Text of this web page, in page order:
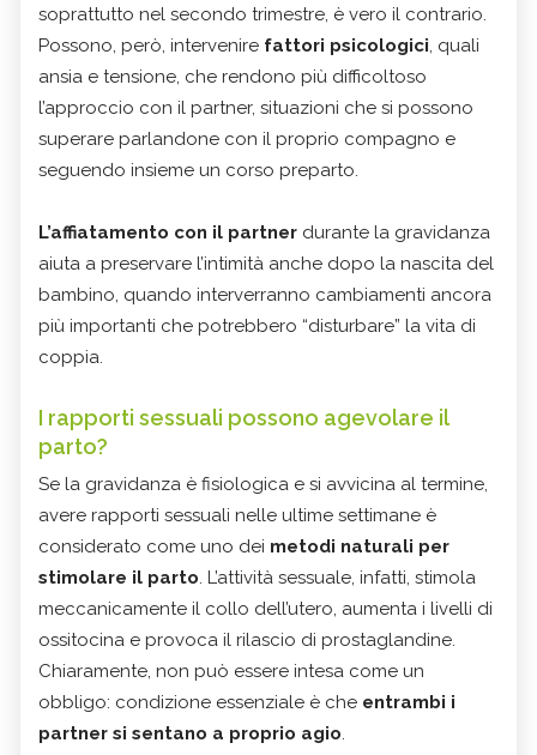
soprattutto nel secondo trimestre, è vero il contrario.
Possono, però, intervenire fattori psicologici, quali
ansia e tensione, che rendono più difficoltoso
l’approccio con il partner, situazioni che si possono
superare parlandone con il proprio compagno e
seguendo insieme un corso preparto.
L’affiatamento con il partner durante la gravidanza
aiuta a preservare l’intimità anche dopo la nascita del
bambino, quando interverranno cambiamenti ancora
più importanti che potrebbero “disturbare” la vita di
coppia.
I rapporti sessuali possono agevolare il
parto?
Se la gravidanza è fisiologica e si avvicina al termine,
avere rapporti sessuali nelle ultime settimane è
considerato come uno dei metodi naturali per
stimolare il parto. L’attività sessuale, infatti, stimola
meccanicamente il collo dell’utero, aumenta i livelli di
ossitocina e provoca il rilascio di prostaglandine.
Chiaramente, non può essere intesa come un
obbligo: condizione essenziale è che entrambi i
partner si sentano a proprio agio.